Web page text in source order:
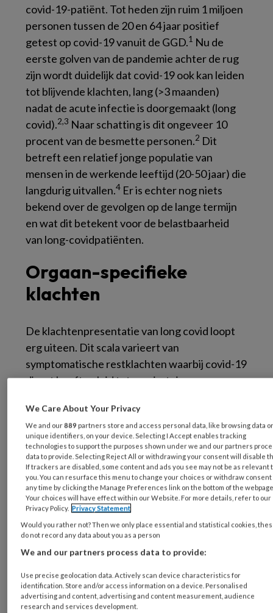
covid-19-patiënt. Tot heden zijn ruim 1 miljoen
personen tussen de 20 en 64 jaar positief
getest op covid-19 vanuit de GGD.1 Nu de
eerste golven van de pandemie achter de rug
zijn wordt duidelijk dat covid-19 ook kan leiden
tot blijvende klachten, lang (>3 maanden)
nadat de acute infectie is doorgemaakt (long
covid).2,3 Naar schatting is dit ongeveer 10
procent van de besmette personen.2 Dit
betreft een relatief jonge populatie van
mensen in de werkende leeftijd (20-50 jaar) die
langdurig uitvallen.4 Er is echter nog niets
bekend over de gevolgen op de lange termijn
en wat dit betekent voor de belastbaarheid
van long-covidpatiënten.
Orgaan-specifieke
klachten
De klachtenpresentatie van long covid loopt
erg uiteen. Dit scala varieert van
symptomatische restklachten waarbij covid-19
direct heeft geleid tot respiratoire,
complicaties of indirecte complicaties ten
gevolge van bijvoorbeeld secundaire hypoxie
of trombose3, tot vermoeidheidsklachten.3-5
Zo komen bij long covid vaak orgaan-specifieke
klachten voor waarbij vaak geen aantoonbare
schade kan worden vastgesteld.5Eerder werd
in dit tijdschrift ingezoomd op de vergelijking
tussen long covid en het
Ondanks schattingen ontbreken duidelijke
prevalentiecijfers op dit moment met
betrekking tot langdurige klachten, zoals
We Care About Your Privacy
We and our889 partners store and access personal data, like browsing data
unique identifiers, on your device. Selecting I Accept enables tracking
technologies to support the purposes shown under we and our partners
data to provide. Selecting Reject All or withdrawing your consent will disable
If trackers are disabled, some content and ads you see may not be as relevant
you. You can resurface this menu to change your choices or withdraw consent
any time by clicking the Manage Preferences link on the bottom of the
Your choices will have effect within our Website. For more details, refer to our
Privacy Policy. Privacy Statement
Would you rather not? Then we only place essential and statistical cookies,
do not record any data about you as a person
We and our partners process data to provide:
Use precise geolocation data. Actively scan device characteristics for
identification. Store and/or access information on a device. Personalised
advertising and content, advertising and content measurement, audience
research and services development.